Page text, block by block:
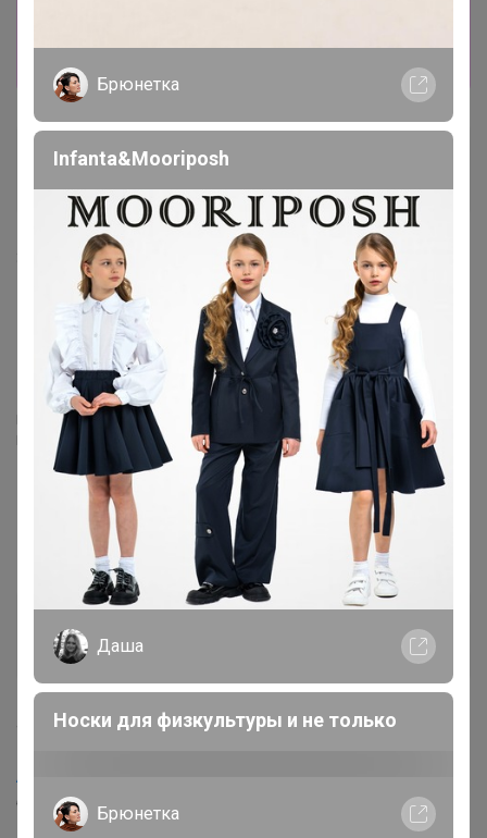
АМЕТИСТ_С
31 июля, 2025 08:57
Могу объединить ваши заказы из разных закупок!
Пишите в комментариях к заказам что с чем объединить
Великий магистр
4 августа, 2025 22:55
AMETIST_S
блейзер по одной цене, а сейчас включили в счёт по
цене в 3 раза выше😱😱😱 я бы за такую стоимость не
Брюнетка
Infanta&Mooriposh
Даша
Носки для физкультуры и не только
Брюнетка